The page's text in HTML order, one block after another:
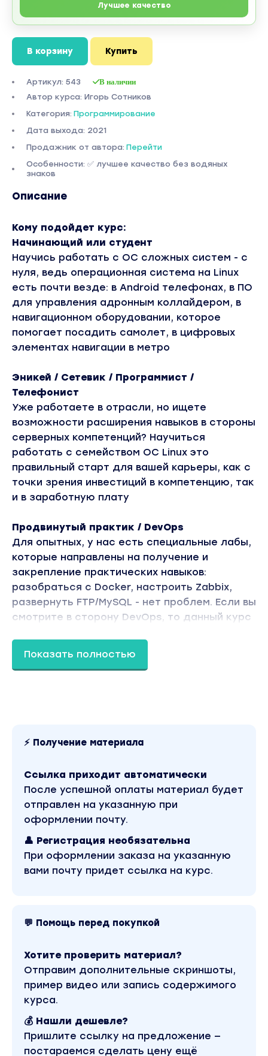
Лучшее качество
В корзину Купить
Артикул: 543 В наличии
Автор курса: Игорь Сотников
Категория: Программирование
Дата выхода: 2021
Продажник от автора: Перейти
Особенности: ✅ лучшее качество без водяных
знаков
Описание
Кому подойдет курс:
Начинающий или студент
Научись работать с ОС сложных систем - с
нуля, ведь операционная система на Linux
есть почти везде: в Android телефонах, в ПО
для управления адронным коллайдером, в
навигационном оборудовании, которое
помогает посадить самолет, в цифровых
элементах навигации в метро
Эникей / Сетевик / Программист /
Телефонист
Уже работаете в отрасли, но ищете
возможности расширения навыков в стороны
серверных компетенций? Научиться
работать с семейством ОС Linux это
правильный старт для вашей карьеры, как с
точки зрения инвестиций в компетенцию, так
и в заработную плату
Продвинутый практик / DevOps
Для опытных, у нас есть специальные лабы,
которые направлены на получение и
закрепление практических навыков:
разобраться с Docker, настроить Zabbix,
развернуть FTP/MySQL - нет проблем. Если вы
смотрите в сторону DevOps, то данный курс
3. Выполняете задания
4. Собираете ачивки за прогресс
6. Получаете сертификат
ПРОГРАММА ОБУЧЕНИЯ:
Вводная по курсу и о том, как его проходить.
1.2Введение в Linux
Лекция
1.2Установка Linux
Лекция
Начальные знания об ОС Linux
2.1Теримнал Linux
Лекция
2.2Объяснение структуры каталогов Linux
Практика
2.3Linux и Unix
Лекция
Показать полностью
⚡ Получение материала
Ссылка приходит автоматически
После успешной оплаты материал будет
отправлен на указанную при
оформлении почту.
👤 Регистрация необязательна
При оформлении заказа на указанную
вами почту придет ссылка на курс.
💬 Помощь перед покупкой
Хотите проверить материал?
Отправим дополнительные скриншоты,
пример видео или запись содержимого
курса.
💰 Нашли дешевле?
Пришлите ссылку на предложение —
постараемся сделать цену ещё